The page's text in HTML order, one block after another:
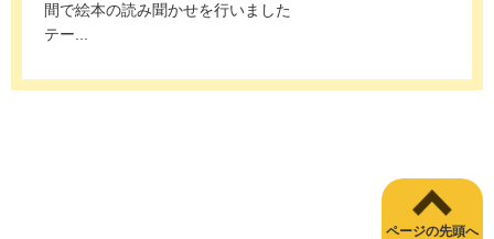
間で絵本の読み聞かせを行いました
テー...
ページの先頭へ